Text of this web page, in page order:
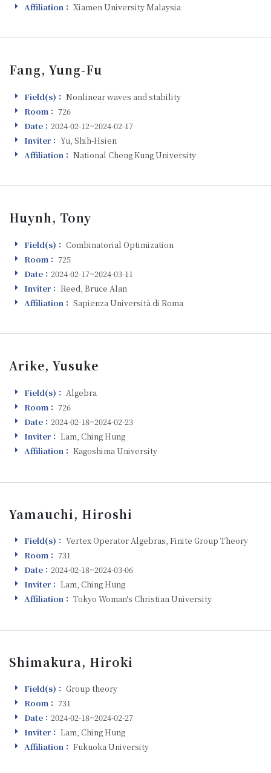
Affiliation
Affiliation： Xiamen University Malaysia
Fang, Yung-Fu
Field(s)
Field(s)： Nonlinear waves and stability
Room
Room： 726
Visiting
Date： 2024-02-12~2024-02-17
Inviter
Inviter： Yu, Shih-Hsien
Affiliation
Affiliation： National Cheng Kung University
Huynh, Tony
Field(s)
Field(s)： Combinatorial Optimization
Room
Room： 725
Visiting
Date： 2024-02-17~2024-03-11
Inviter
Inviter： Reed, Bruce Alan
Affiliation
Affiliation： Sapienza Università di Roma
Arike, Yusuke
Field(s)
Field(s)： Algebra
Room
Room： 726
Visiting
Date： 2024-02-18~2024-02-23
Inviter
Inviter： Lam, Ching Hung
Affiliation
Affiliation： Kagoshima University
Yamauchi, Hiroshi
Field(s)
Field(s)： Vertex Operator Algebras, Finite Group Theory
Room
Room： 731
Visiting
Date： 2024-02-18~2024-03-06
Inviter
Inviter： Lam, Ching Hung
Affiliation
Affiliation： Tokyo Woman's Christian University
Shimakura, Hiroki
Field(s)
Field(s)： Group theory
Room
Room： 731
Visiting
Date： 2024-02-18~2024-02-27
Inviter
Inviter： Lam, Ching Hung
Affiliation
Affiliation： Fukuoka University